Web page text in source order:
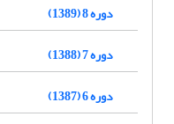
دوره 8 (1389)
دوره 7 (1388)
دوره 6 (1387)